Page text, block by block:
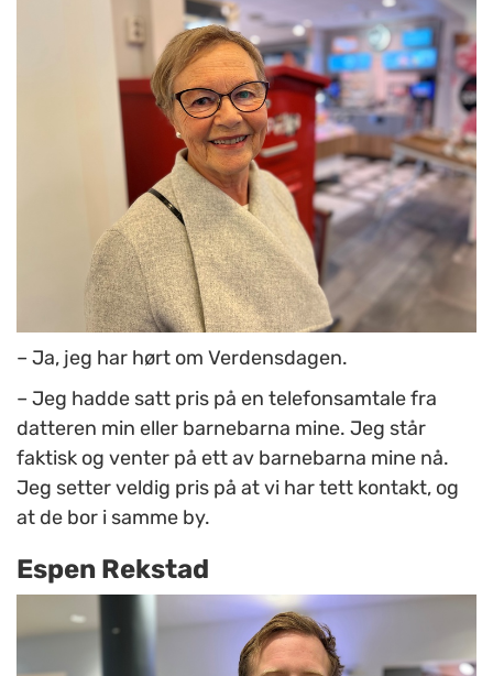
– Ja, jeg har hørt om Verdensdagen.
– Jeg hadde satt pris på en telefonsamtale fra
datteren min eller barnebarna mine. Jeg står
faktisk og venter på ett av barnebarna mine nå.
Jeg setter veldig pris på at vi har tett kontakt, og
at de bor i samme by.
Espen Rekstad